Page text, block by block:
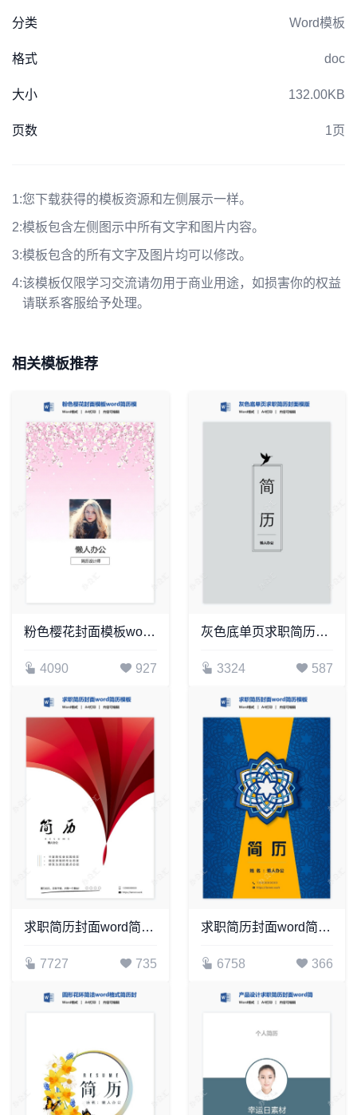
分类 Word模板
格式 doc
大小 132.00KB
页数 1页
1:您下载获得的模板资源和左侧展示一样。
2:模板包含左侧图示中所有文字和图片内容。
3:模板包含的所有文字及图片均可以修改。
4:该模板仅限学习交流请勿用于商业用途，如损害你的权益
请联系客服给予处理。
相关模板推荐
粉色樱花封面模板word简历模板word简历模板
4090 927
灰色底单页求职简历封面模版
3324 587
求职简历封面word简历模板(3)
7727 735
求职简历封面word简历模板
6758 366